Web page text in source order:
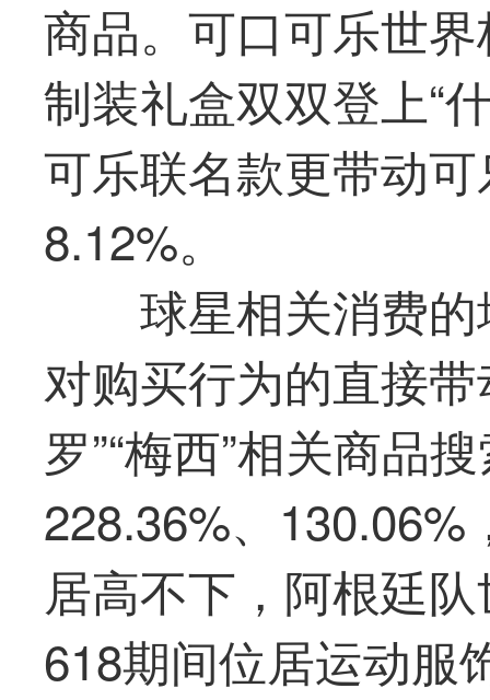
商品。可口可乐世
制装礼盒双双登上“
可乐联名款更带动
8.12%。
球星相关消费
对购买行为的直接
罗”“梅西”相关商品
228.36%、
居高不下，阿根廷
618期间位居运动服